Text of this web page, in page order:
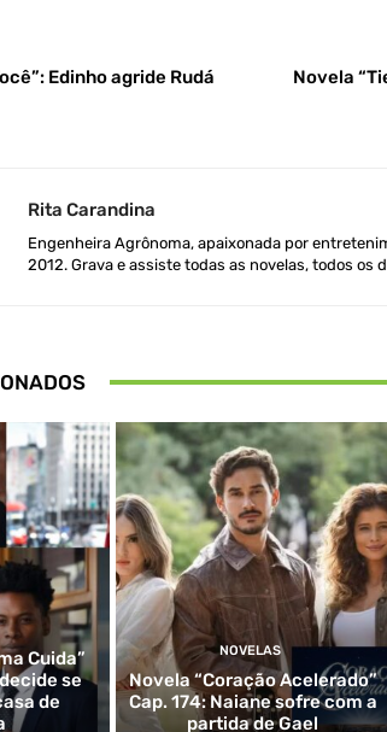
Edinho agride Rudá
Novela
Rita Carandina
Engenheira Agrônoma, apaixonada por
2012. Grava e assiste todas as novelas, todos os
Cuida”
se
de
NOVELAS
Novela “Coração Acelerado”
Cap. 174: Naiane sofre com a
partida de Gael